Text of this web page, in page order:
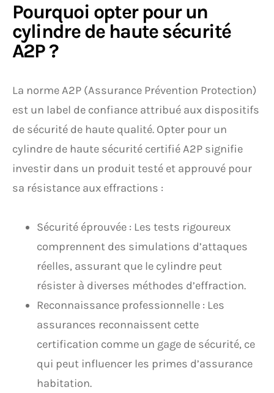
Pourquoi opter pour un
cylindre de haute sécurité
A2P ?
La norme A2P (Assurance Prévention Protection)
est un label de confiance attribué aux dispositifs
de sécurité de haute qualité. Opter pour un
cylindre de haute sécurité certifié A2P signifie
investir dans un produit testé et approuvé pour
sa résistance aux effractions :
Sécurité éprouvée : Les tests rigoureux
comprennent des simulations d’attaques
réelles, assurant que le cylindre peut
résister à diverses méthodes d’effraction.
Reconnaissance professionnelle : Les
assurances reconnaissent cette
certification comme un gage de sécurité, ce
qui peut influencer les primes d’assurance
habitation.